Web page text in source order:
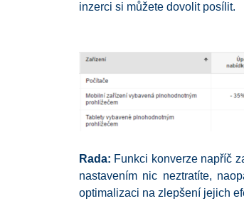
inzerci si můžete dovolit posílit.
Rada: Funkci konverze napříč
nastavením nic neztratíte,
optimalizaci na zlepšení jejich